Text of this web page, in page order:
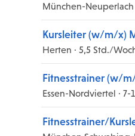
München-Neuperlach
Kursleiter (w/m/x)
Herten · 5,5 Std./
Fitnesstrainer (w/
Essen-Nordviertel ·
Fitnesstrainer/